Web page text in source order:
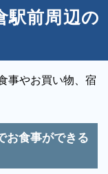
前周辺の
事やお買い物、宿
食事ができる